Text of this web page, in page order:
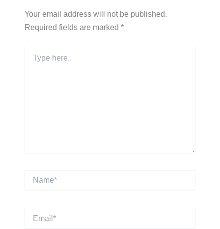
Your email address will not be published.
Required fields are marked *
here..
Email*